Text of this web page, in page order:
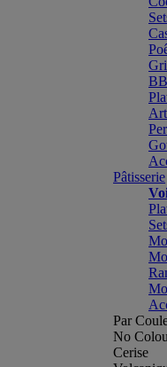
Pâtisserie
Par
No
Cerise